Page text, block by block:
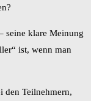
seine klare Meinung
ist, wenn man
den Teilnehmern,